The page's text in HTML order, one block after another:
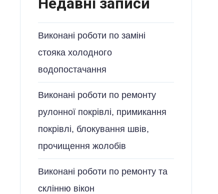
Виконані роботи по заміні
стояка холодного
водопостачання
Виконані роботи по ремонту
рулонної покрівлі, примикання
покрівлі, блокування швів,
прочищення жолобів
Виконані роботи по ремонту та
склінню вікон